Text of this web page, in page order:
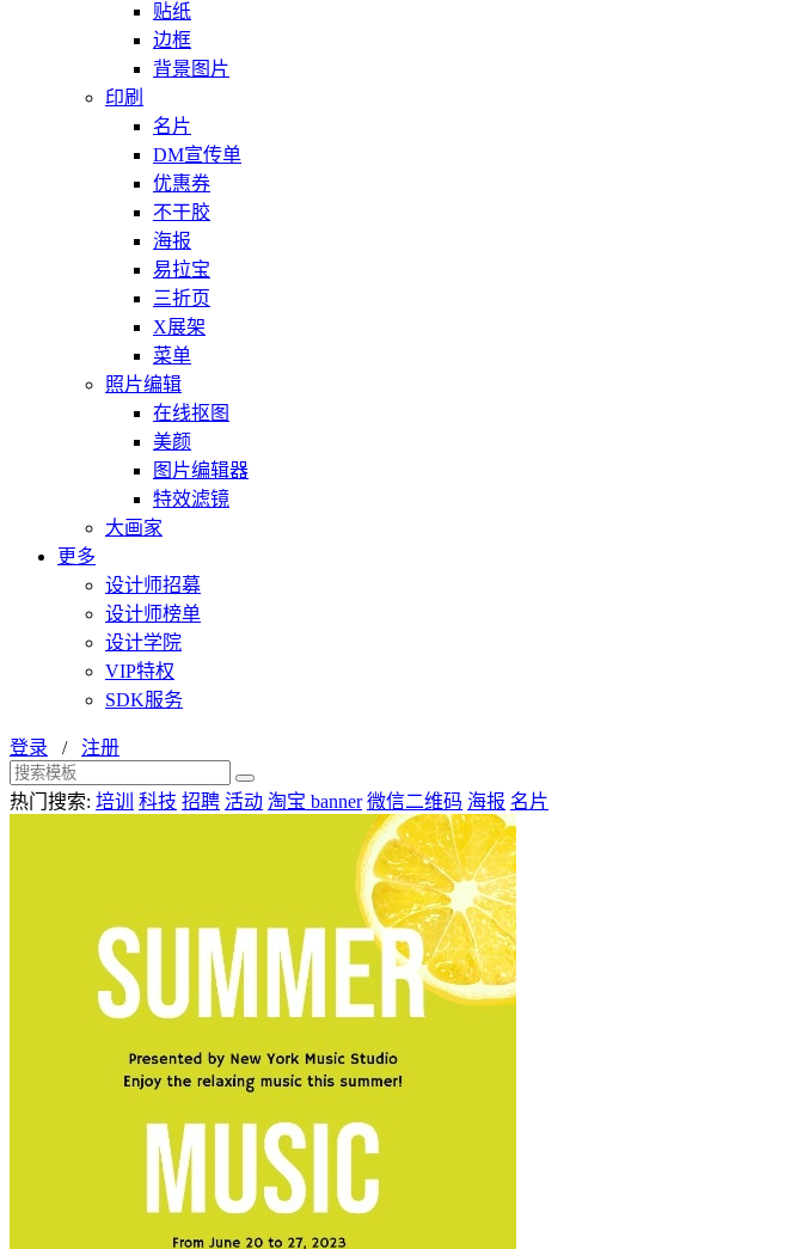
贴纸
边框
背景图片
印刷
名片
DM宣传单
优惠券
不干胶
海报
易拉宝
三折页
X展架
菜单
照片编辑
在线抠图
美颜
图片编辑器
特效滤镜
大画家
更多
设计师招募
设计师榜单
设计学院
VIP特权
SDK服务
登录 / 注册
热门搜索: 培训 科技 招聘 活动 淘宝 banner 微信二维码 海报 名片